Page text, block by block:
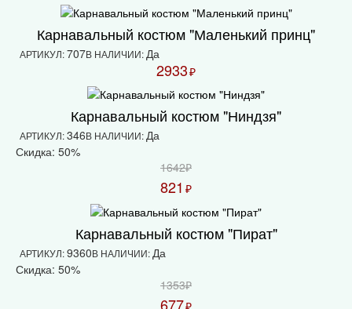
Карнавальный костюм "Маленький принц"
АРТИКУЛ:707В НАЛИЧИИ: Да
2933₽
Карнавальный костюм "Ниндзя"
АРТИКУЛ:346В НАЛИЧИИ:Да
Скидка: 50%
1642₽
821 ₽
Карнавальный костюм "Пират"
АРТИКУЛ:9360В НАЛИЧИИ: Да
Скидка: 50%
1353₽
677₽